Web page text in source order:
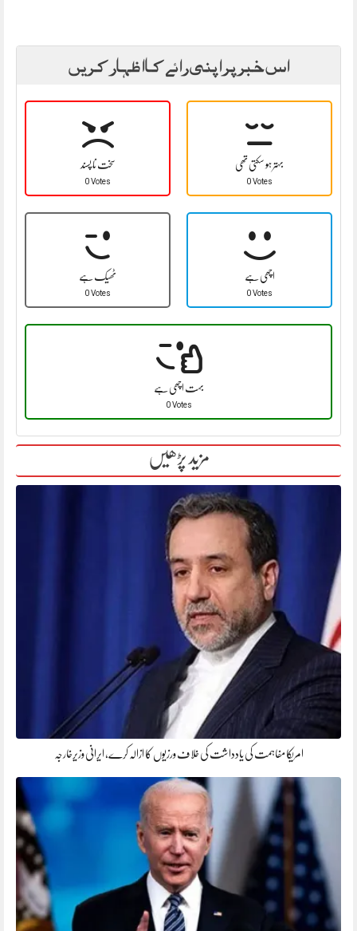
اس خبر پر اپنی رائے کا اظہار کریں
سخت نا پسند
0 Votes
بہتر ہو سکتی تھی
0 Votes
ٹھیک ہے
0 Votes
اچھی ہے
0 Votes
بہت اچھی ہے
0 Votes
مزید پڑھیں
امریکا مفاہمت کی یادداشت کی خلاف ورزیوں کا ازالہ کرے، ایرانی وزیرخارجہ